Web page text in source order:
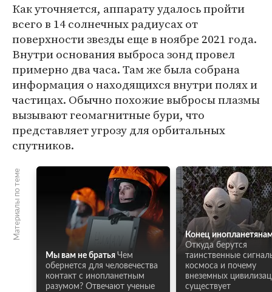
Как уточняется, аппарату удалось пройти
всего в 14 солнечных радиусах от
поверхности звезды еще в ноябре 2021 года.
Внутри основания выброса зонд провел
примерно два часа. Там же была собрана
информация о находящихся внутри полях и
частицах. Обычно похожие выбросы плазмы
вызывают геомагнитные бури, что
представляет угрозу для орбитальных
спутников.
Материалы по теме
Мы вам не братья Чем
обернется для человечества
контакт с инопланетным
разумом? Отвечают ученые
Конец
Откуда берутся
таинственные
космоса и почему
внеземных
существует